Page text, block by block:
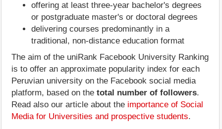
offering at least three-year bachelor's degrees
or postgraduate master's or doctoral degrees
delivering courses predominantly in a
traditional, non-distance education format
The aim of the uniRank Facebook University Ranking
is to offer an approximate popularity index for each
Peruvian university on the Facebook social media
platform, based on the total number of followers.
Read also our article about the importance of Social
Media for Universities and prospective students.